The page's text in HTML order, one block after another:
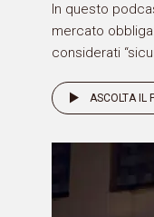
In questo
mercato
considerati
ASCOLTA IL